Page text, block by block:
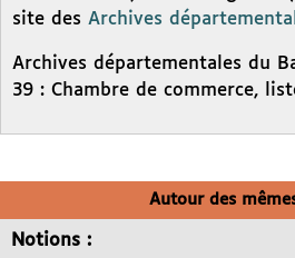
site des Archives
Archives départementales du
39 : Chambre de commerce,
Autour des
Notions :